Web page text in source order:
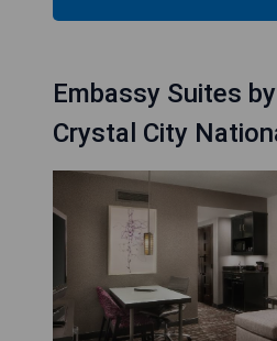
Embassy Suites
Crystal City